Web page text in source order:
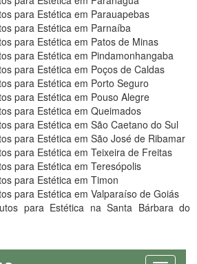
para Estética em Parauapebas
para Estética em Parnaíba
para Estética em Patos de Minas
para Estética em Pindamonhangaba
para Estética em Poços de Caldas
para Estética em Porto Seguro
para Estética em Pouso Alegre
para Estética em Queimados
para Estética em São Caetano do Sul
para Estética em São José de Ribamar
para Estética em Teixeira de Freitas
para Estética em Teresópolis
para Estética em Timon
para Estética em Valparaíso de Goiás
para Estética na Santa Bárbara do